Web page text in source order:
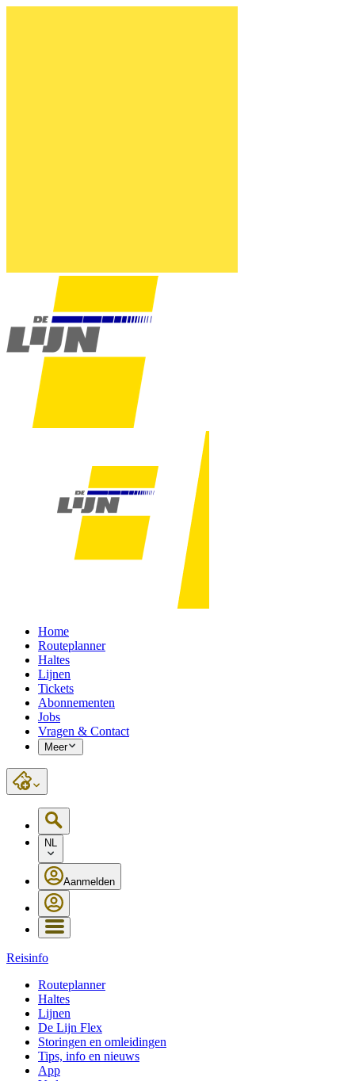
Home
Routeplanner
Haltes
Lijnen
Tickets
Abonnementen
Jobs
Vragen & Contact
Meer
NL
Aanmelden
Reisinfo
Routeplanner
Haltes
Lijnen
De Lijn Flex
Storingen en omleidingen
Tips, info en nieuws
App